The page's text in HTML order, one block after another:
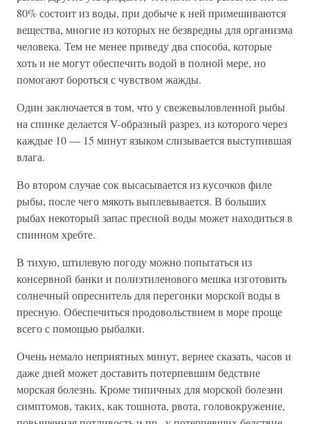
80% состоит из воды, при добыче к ней примешиваются
вещества, многие из которых не безвредны для организма
человека. Тем не менее приведу два способа, которые
хоть и не могут обеспечить водой в полной мере, но
помогают бороться с чувством жажды.
Один заключается в том, что у свежевыловленной рыбы
на спинке делается V-образный разрез, из которого через
каждые 10 — 15 минут языком слизывается выступившая
влага.
Во втором случае сок высасывается из кусочков филе
рыбы, после чего мякоть выплевывается. В больших
рыбах некоторый запас пресной воды может находиться в
спинном хребте.
В тихую, штилевую погоду можно попытаться из
консервной банки и полиэтиленового мешка изготовить
солнечный опреснитель для перегонки морской воды в
пресную. Обеспечиться продовольствием в море проще
всего с помощью рыбалки.
Очень немало неприятных минут, вернее сказать, часов и
даже дней может доставить потерпевшим бедствие
морская болезнь. Кроме типичных для морской болезни
симптомов, таких, как тошнота, рвота, головокружение,